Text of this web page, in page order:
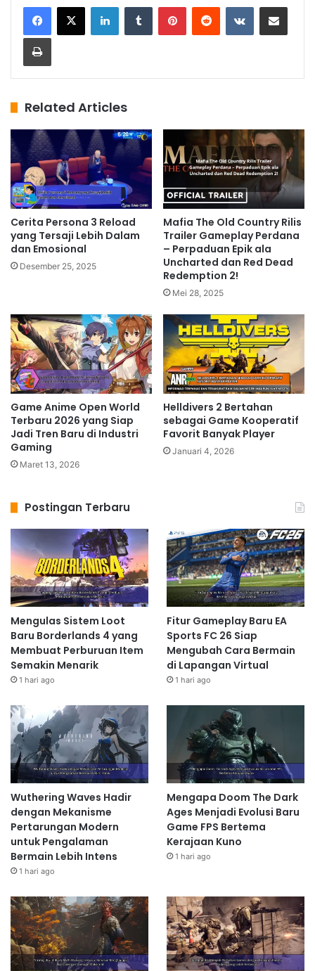
Related Articles
Cerita Persona 3 Reload
yang Tersaji Lebih Dalam
dan Emosional
Desember 25, 2025
Mafia The Old Country Rilis
Trailer Gameplay Perdana
– Perpaduan Epik ala
Uncharted dan Red Dead
Redemption 2!
Mei 28, 2025
Game Anime Open World
Terbaru 2026 yang Siap
Jadi Tren Baru di Industri
Gaming
Maret 13, 2026
Helldivers 2 Bertahan
sebagai Game Kooperatif
Favorit Banyak Player
Januari 4, 2026
Postingan Terbaru
Mengulas Sistem Loot
Baru Borderlands 4 yang
Membuat Perburuan Item
Semakin Menarik
1 hari ago
Fitur Gameplay Baru EA
Sports FC 26 Siap
Mengubah Cara Bermain
di Lapangan Virtual
1 hari ago
Wuthering Waves Hadir
dengan Mekanisme
Pertarungan Modern
untuk Pengalaman
Bermain Lebih Intens
1 hari ago
Mengapa Doom The Dark
Ages Menjadi Evolusi Baru
Game FPS Bertema
Kerajaan Kuno
1 hari ago